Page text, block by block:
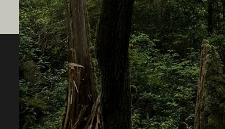
Destination BC
Kontakt
Sitemap